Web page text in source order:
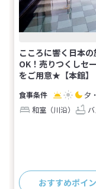
こころに響く日本
OK！売りつくしセ
をご用意★【本館】
夕
和室（川沿）
おすすめポイ